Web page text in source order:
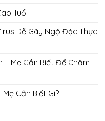
Tuổi
Dễ Gây Ngộ Độc Thực
– Mẹ Cần Biết Để Chăm
Cần Biết Gì?